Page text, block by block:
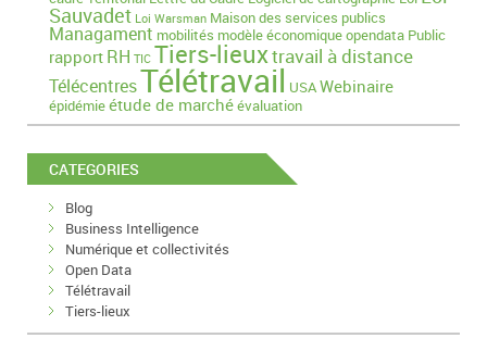
Sauvadet Loi Warsman Maison des services publics
Managament mobilités modèle économiqueopendata Public
rapport RH TIC Tiers-lieuxtravail à distance
TélécentresTélétravail USAWebinaire
épidémieétude de marchéévaluation
CATEGORIES
Blog
Business Intelligence
Numérique et collectivités
Open Data
Télétravail
Tiers-lieux